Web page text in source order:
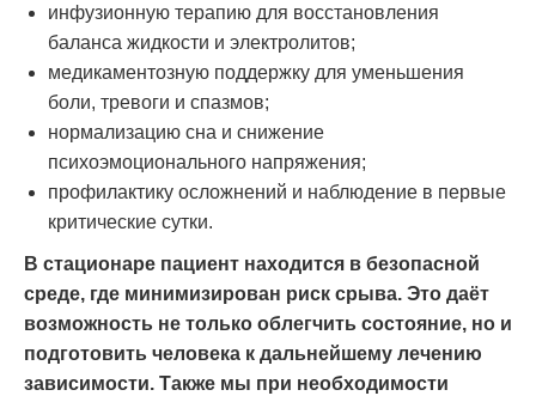
инфузионную терапию для восстановления
баланса жидкости и электролитов;
медикаментозную поддержку для уменьшения
боли, тревоги и спазмов;
нормализацию сна и снижение
психоэмоционального напряжения;
профилактику осложнений и наблюдение в первые
критические сутки.
В стационаре пациент находится в безопасной
среде, где минимизирован риск срыва. Это даёт
возможность не только облегчить состояние, но и
подготовить человека к дальнейшему лечению
зависимости. Также мы при необходимости